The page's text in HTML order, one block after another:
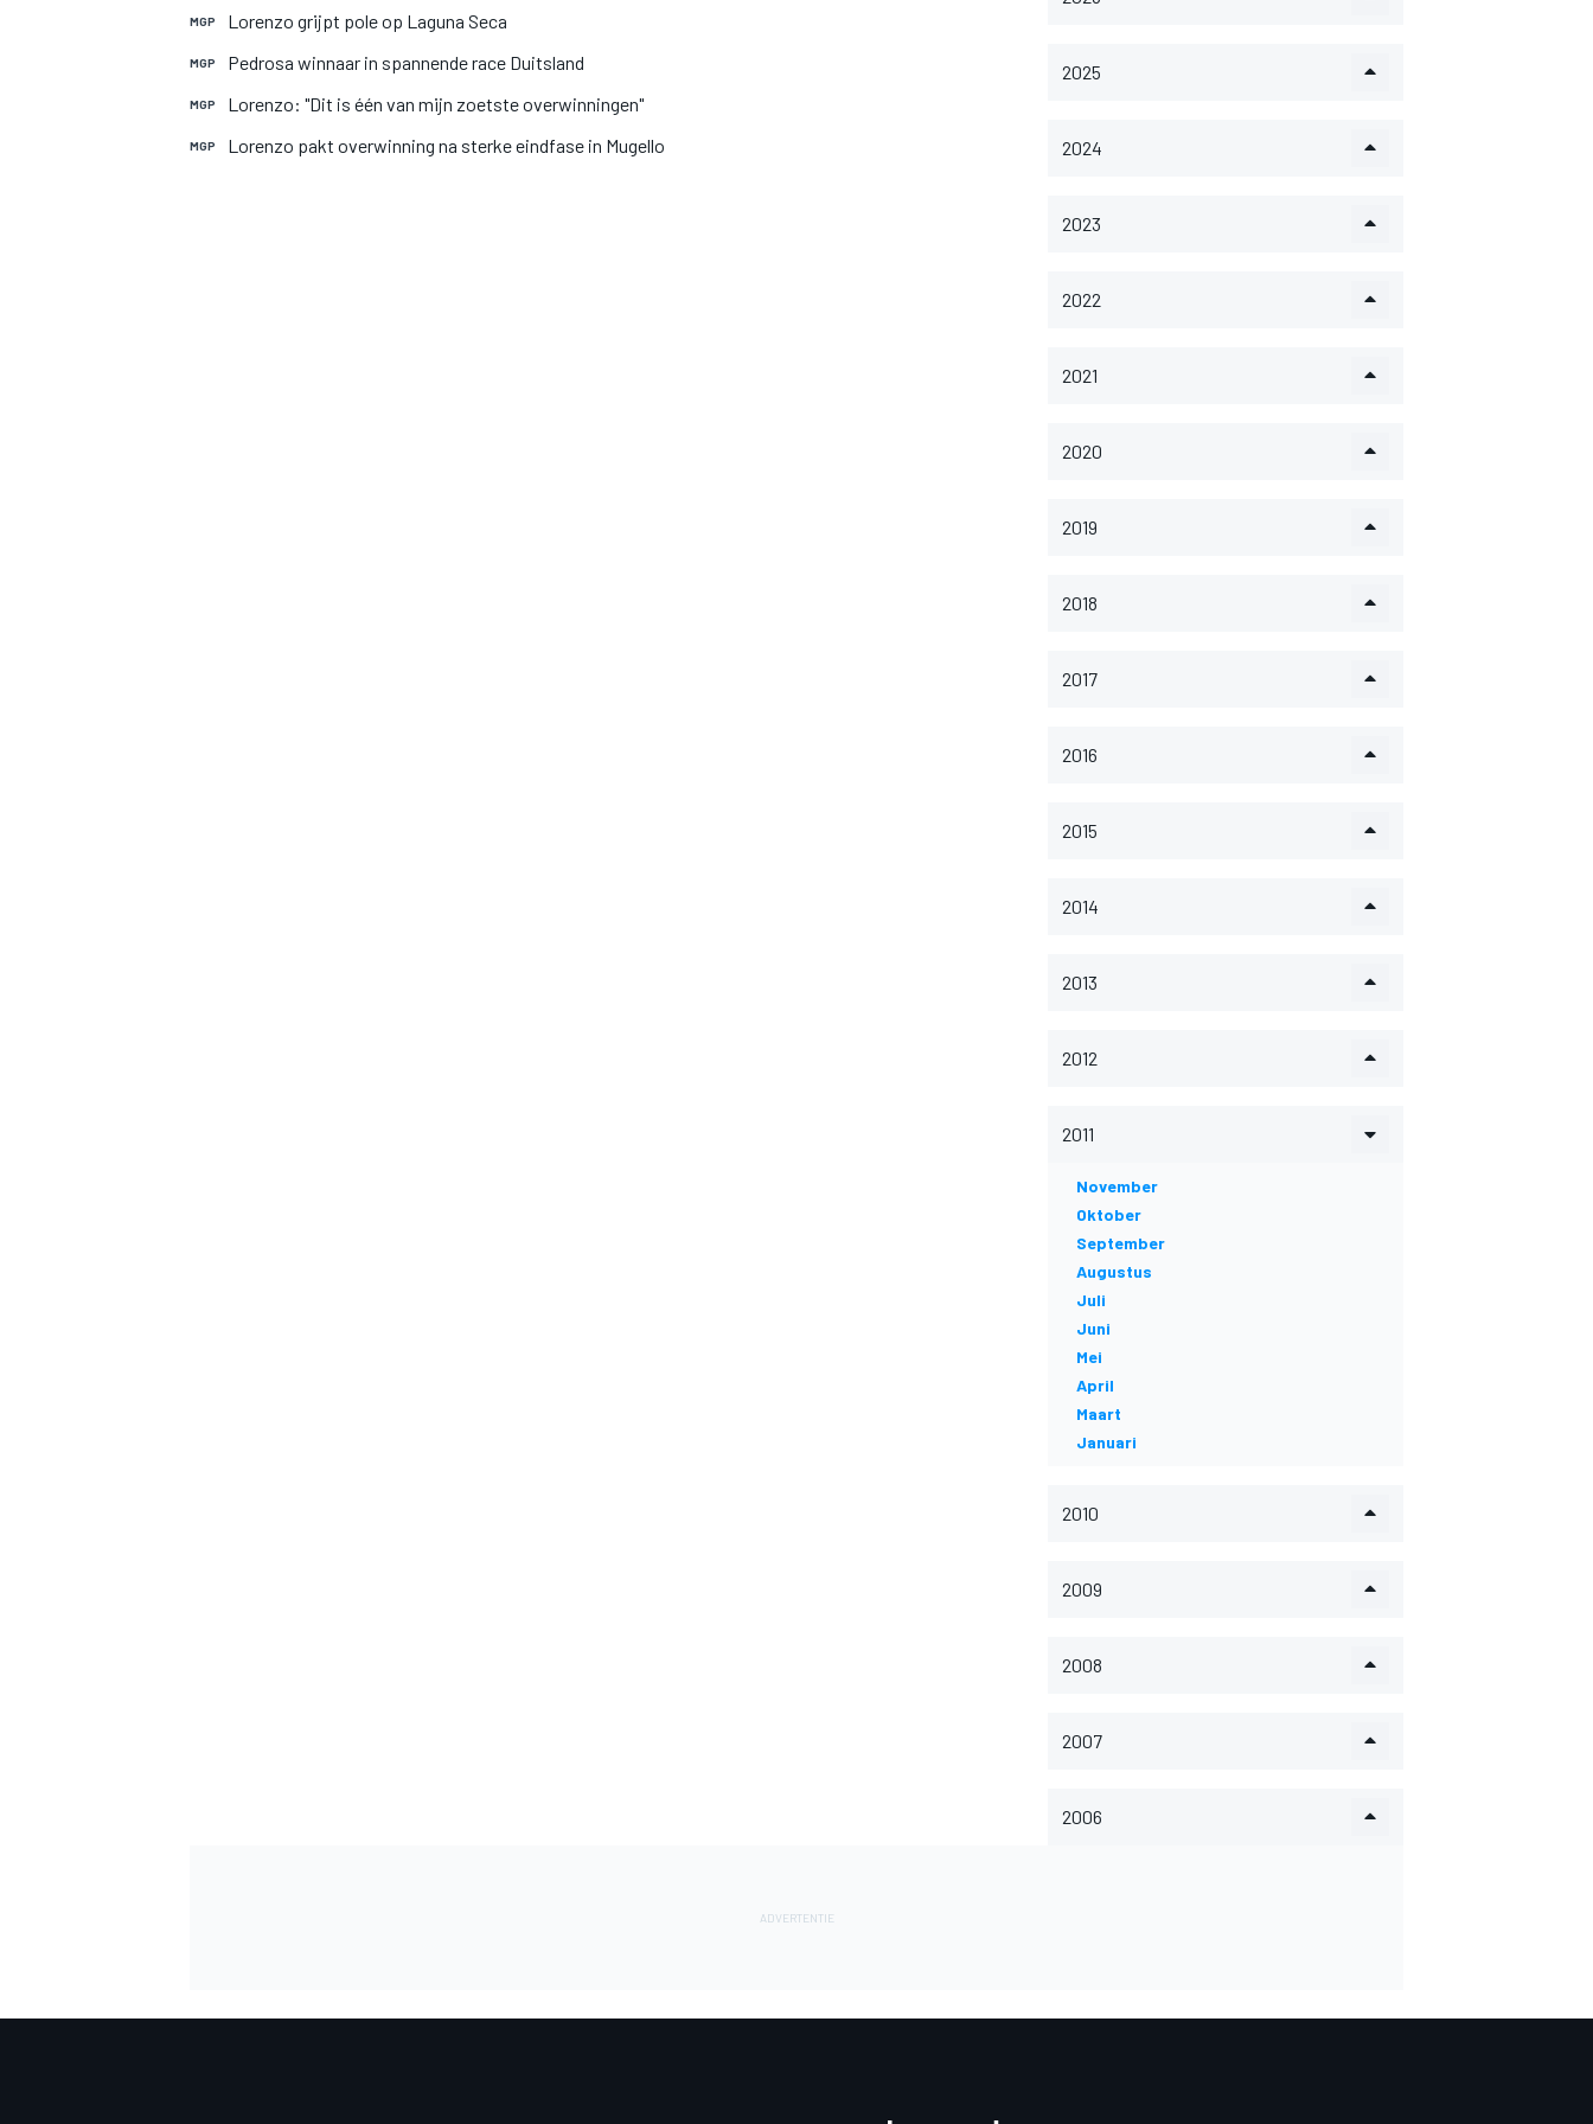
MGP Lorenzo grijpt pole op Laguna Seca
MGP Pedrosa winnaar in spannende race Duitsland
MGP Lorenzo: "Dit is één van mijn zoetste overwinningen"
MGP Lorenzo pakt overwinning na sterke eindfase in Mugello
2025
2024
2023
2022
2021
2020
2019
2018
2017
2016
2015
2014
2013
2012
2011
November
Oktober
September
Augustus
Juli
Juni
Mei
April
Maart
Januari
2010
2009
2008
2007
2006